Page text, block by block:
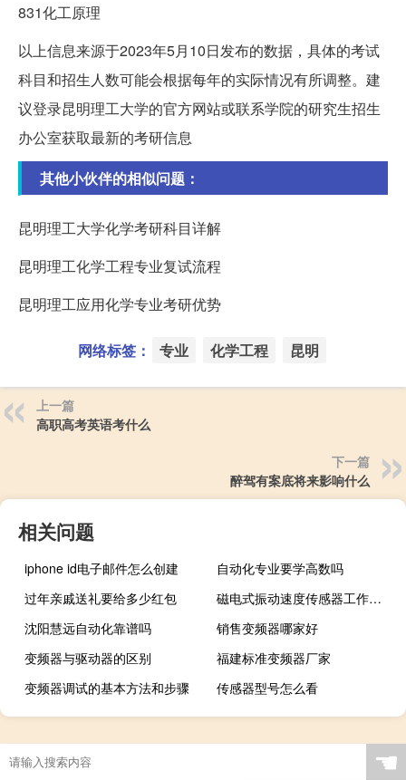
831化工原理
以上信息来源于2023年5月10日发布的数据，具体的考试
科目和招生人数可能会根据每年的实际情况有所调整。建
议登录昆明理工大学的官方网站或联系学院的研究生招生
办公室获取最新的考研信息
其他小伙伴的相似问题：
昆明理工大学化学考研科目详解
昆明理工化学工程专业复试流程
昆明理工应用化学专业考研优势
网络标签： 专业 化学工程 昆明
上一篇
高职高考英语考什么
下一篇
醉驾有案底将来影响什么
相关问题
iphone id电子邮件怎么创建
自动化专业要学高数吗
过年亲戚送礼要给多少红包
磁电式振动速度传感器工作原理
沈阳慧远自动化靠谱吗
销售变频器哪家好
变频器与驱动器的区别
福建标准变频器厂家
变频器调试的基本方法和步骤
传感器型号怎么看
☚